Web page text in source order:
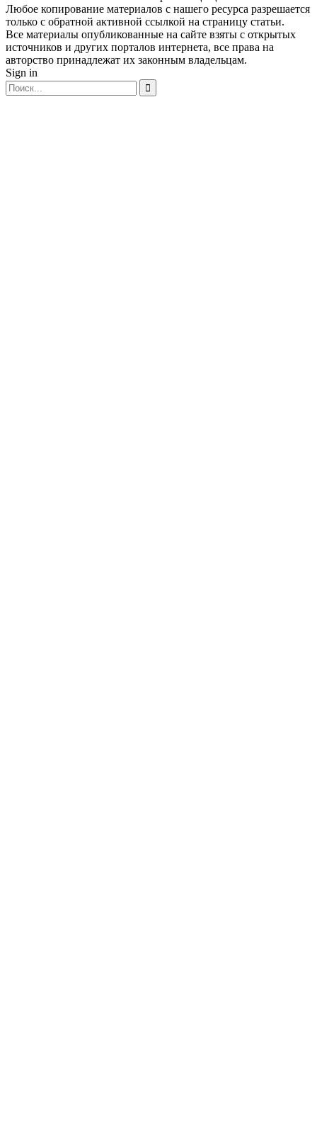
Любое копирование материалов с нашего ресурса разрешается
только с обратной активной ссылкой на страницу статьи.
Все материалы опубликованные на сайте взяты с открытых
источников и других порталов интернета, все права на
авторство принадлежат их законным владельцам.
Sign in